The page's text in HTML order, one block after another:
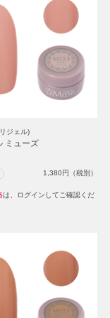
ジェル)
ミューズ
1,380円（税別）
は、ログインしてご確認くだ